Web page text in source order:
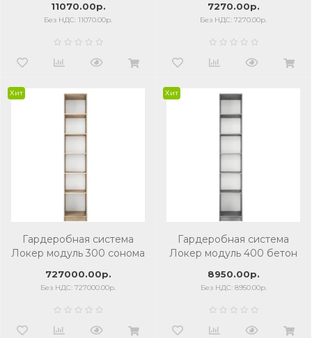
11070.00р.
Без НДС: 11070.00р.
7270.00р.
Без НДС: 7270.00р.
Хит
Гардеробная система
Локер модуль 300 сонома
727000.00р.
Без НДС: 727000.00р.
Хит
Гардеробная система
Локер модуль 400 бетон
8950.00р.
Без НДС: 8950.00р.